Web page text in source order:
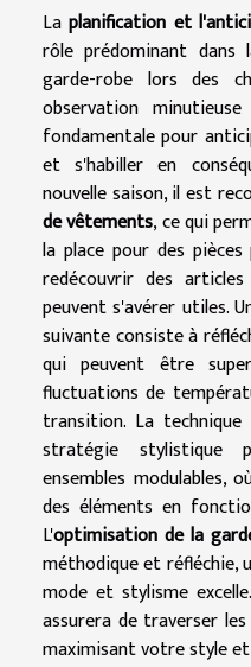
Laplanification et
rôle prédominant
garde-robe lors des
observation
fondamentale pour
et s'habiller en
nouvelle saison, il est
de vêtements, ce qui
la place pour des
redécouvrir des
peuvent s'avérer utiles.
suivante consiste à
qui peuvent être
fluctuations de
transition. La
stratégie stylistique
ensembles
des éléments en
L'optimisation de la
méthodique et réfléchie,
mode et stylisme
assurera de traverser
maximisant votre style